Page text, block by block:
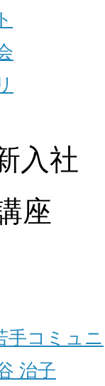
入社
座
手コミュニ
治子